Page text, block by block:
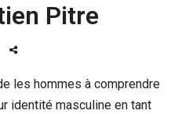
Pitre
les hommes à comprendre
identité masculine en tant